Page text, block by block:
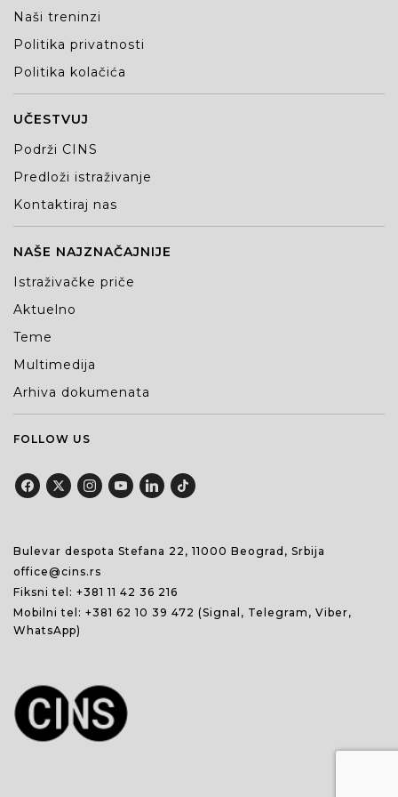
Naši treninzi
Politika privatnosti
Politika kolačića
UČESTVUJ
Podrži CINS
Predloži istraživanje
Kontaktiraj nas
NAŠE NAJZNAČAJNIJE
Istraživačke priče
Aktuelno
Teme
Multimedija
Arhiva dokumenata
FOLLOW US
Bulevar despota Stefana 22, 11000 Beograd, Srbija
office@cins.rs
Fiksni tel: +381 11 42 36 216
Mobilni tel: +381 62 10 39 472 (Signal, Telegram, Viber,
WhatsApp)